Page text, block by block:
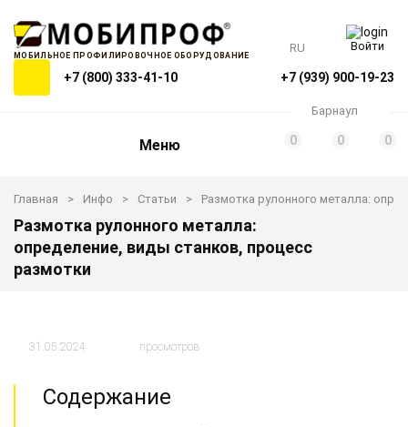
МОБИЛЬНОЕ ПРОФИЛИРОВОЧНОЕ ОБОРУДОВАНИЕ
+7 (800) 333-41-10 +7 (939) 900-19-23
RU Войти
Барнаул
Меню 0 0 0
Главная Инфо Статьи Размотка рулонного металла:
Размотка рулонного металла:
определение, виды станков, процесс
размотки
31.05.2024 просмотров
Содержание